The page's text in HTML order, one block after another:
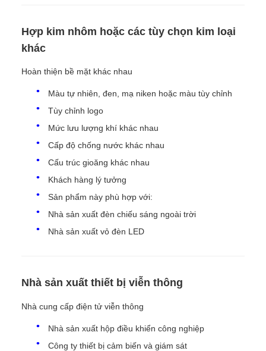
Hợp kim nhôm hoặc các tùy chọn kim loại
khác
Hoàn thiện bề mặt khác nhau
Màu tự nhiên, đen, mạ niken hoặc màu tùy chỉnh
Tùy chỉnh logo
Mức lưu lượng khí khác nhau
Cấp độ chống nước khác nhau
Cấu trúc gioăng khác nhau
Khách hàng lý tưởng
Sản phẩm này phù hợp với:
Nhà sản xuất đèn chiếu sáng ngoài trời
Nhà sản xuất vỏ đèn LED
Nhà sản xuất thiết bị viễn thông
Nhà cung cấp điện tử viễn thông
Nhà sản xuất hộp điều khiển công nghiệp
Công ty thiết bị cảm biến và giám sát